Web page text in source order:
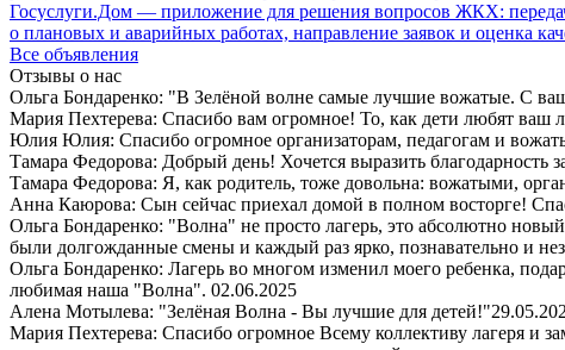
Госуслуги.Дом — приложение для решения вопросов ЖКХ:
о плановых и аварийных работах, направление заявок и оценка
Все объявления
Отзывы о нас
Ольга Бондаренко: "В Зелёной волне самые лучшие вожатые. С
Мария Пехтерева: Спасибо вам огромное! То, как дети любят ваш
Юлия Юлия: Спасибо огромное организаторам, педагогам и
Тамара Федорова: Добрый день! Хочется выразить благодарность
Тамара Федорова: Я, как родитель, тоже довольна: вожатыми,
Анна Каюрова: Сын сейчас приехал домой в полном восторге!
Ольга Бондаренко: "Волна" не просто лагерь, это абсолютно
были долгожданные смены и каждый раз ярко, познавательно и
Ольга Бондаренко: Лагерь во многом изменил моего ребенка,
любимая наша "Волна". 02.06.2025
Алена Мотылева: "Зелёная Волна - Вы лучшие для детей!"
Мария Пехтерева: Спасибо огромное Всему коллективу лагеря и